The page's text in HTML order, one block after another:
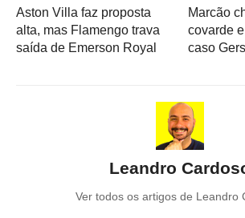
Aston Villa faz proposta
alta, mas Flamengo trava
saída de Emerson Royal
Marcão
covarde
caso
Leandro
Ver todos os artigos de Leandro